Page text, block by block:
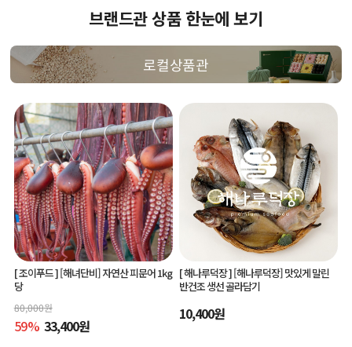
브랜드관 상품 한눈에 보기
로컬상품관
[ 조이푸드 ][해녀단비] 자연산 피문어 1kg
당
80,000원
59% 33,400원
[ 해나루덕장 ][해나루덕장] 맛있게 말린
반건조 생선 골라담기
10,400원